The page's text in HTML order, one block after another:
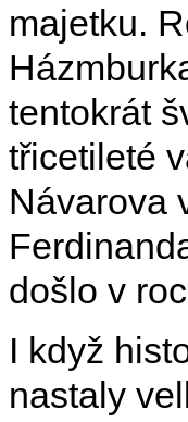
majetku.
tentokrát
třicetileté
Návarova
došlo v
I když
nastaly